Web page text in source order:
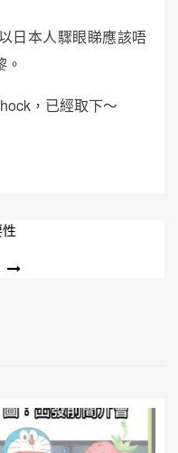
日本人驟眼睇應該唔
，已經取下～